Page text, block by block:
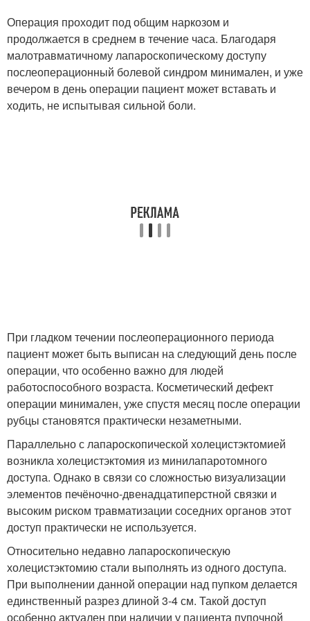
Операция проходит под общим наркозом и
продолжается в среднем в течение часа. Благодаря
малотравматичному лапароскопическому доступу
послеоперационный болевой синдром минимален, и уже
вечером в день операции пациент может вставать и
ходить, не испытывая сильной боли.
При гладком течении послеоперационного периода
пациент может быть выписан на следующий день после
операции, что особенно важно для людей
работоспособного возраста. Косметический дефект
операции минимален, уже спустя месяц после операции
рубцы становятся практически незаметными.
Параллельно с лапароскопической холецистэктомией
возникла холецистэктомия из минилапаротомного
доступа. Однако в связи со сложностью визуализации
элементов печёночно-двенадцатиперстной связки и
высоким риском травматизации соседних органов этот
доступ практически не используется.
Относительно недавно лапароскопическую
холецистэктомию стали выполнять из одного доступа.
При выполнении данной операции над пупком делается
единственный разрез длиной 3-4 см. Такой доступ
особенно актуален при наличии у пациента пупочной